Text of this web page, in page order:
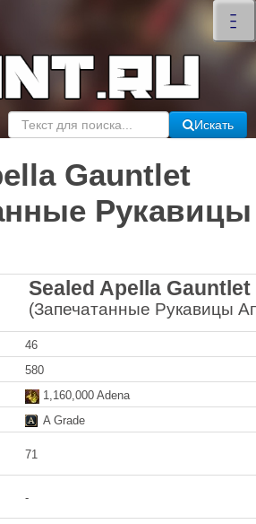
–
–
–
×
Искать
Gauntlet
Рукавицы
Sealed Apella Gauntlet
(Запечатанные Рукавицы
46
580
1,160,000 Adena
A Grade
71
-